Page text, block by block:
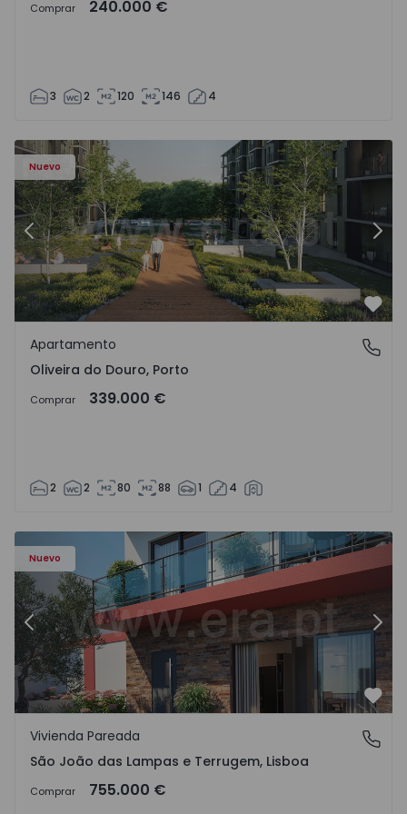
Comprar 240.000 €
3 2 120 146 4
Nuevo
1575522 - 8
Apartamento T2 Vila Nova de Gaia, Oliveira do Douro -
Anterior
Oliveira do Douro, Porto
Apartamento
Oliveira do Douro, Porto
Comprar 339.000 €
2 2 80 88 1 4
Nuevo
Anterior
São João das Lampas e Terrugem, Lisboa
Vivienda Pareada
São João das Lampas e Terrugem, Lisboa
Comprar 755.000 €